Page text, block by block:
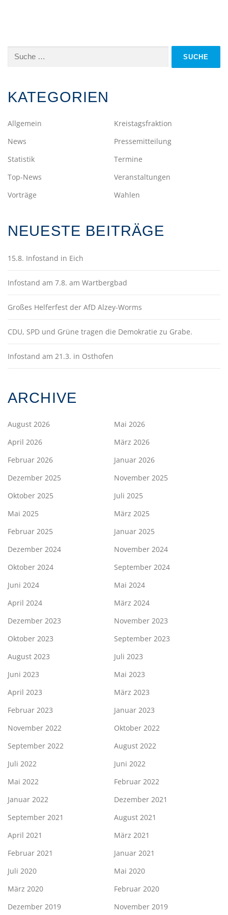
Suche
KATEGORIEN
Allgemein
Kreistagsfraktion
News
Pressemitteilung
Statistik
Termine
Top-News
Veranstaltungen
Vorträge
Wahlen
NEUESTE BEITRÄGE
15.8. Infostand in Eich
Infostand am 7.8. am Wartbergbad
Großes Helferfest der AfD Alzey-Worms
CDU, SPD und Grüne tragen die Demokratie zu Grabe.
Infostand am 21.3. in Osthofen
ARCHIVE
August 2026
Mai 2026
April 2026
März 2026
Februar 2026
Januar 2026
Dezember 2025
November 2025
Oktober 2025
Juli 2025
Mai 2025
März 2025
Februar 2025
Januar 2025
Dezember 2024
November 2024
Oktober 2024
September 2024
Juni 2024
Mai 2024
April 2024
März 2024
Dezember 2023
November 2023
Oktober 2023
September 2023
August 2023
Juli 2023
Juni 2023
Mai 2023
April 2023
März 2023
Februar 2023
Januar 2023
November 2022
Oktober 2022
September 2022
August 2022
Juli 2022
Juni 2022
Mai 2022
Februar 2022
Januar 2022
Dezember 2021
September 2021
August 2021
April 2021
März 2021
Februar 2021
Januar 2021
Juli 2020
Mai 2020
März 2020
Februar 2020
Dezember 2019
November 2019